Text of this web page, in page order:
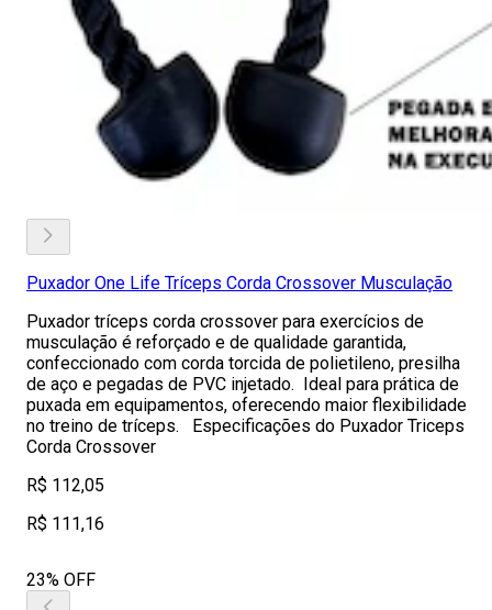
Puxador One Life Tríceps Corda Crossover Musculação
Puxador tríceps corda crossover para exercícios de
musculação é reforçado e de qualidade garantida,
confeccionado com corda torcida de polietileno, presilha
de aço e pegadas de PVC injetado. Ideal para prática de
puxada em equipamentos, oferecendo maior flexibilidade
no treino de tríceps. Especificações do Puxador Triceps
Corda Crossover
R$ 112,05
R$ 111,16
23% OFF